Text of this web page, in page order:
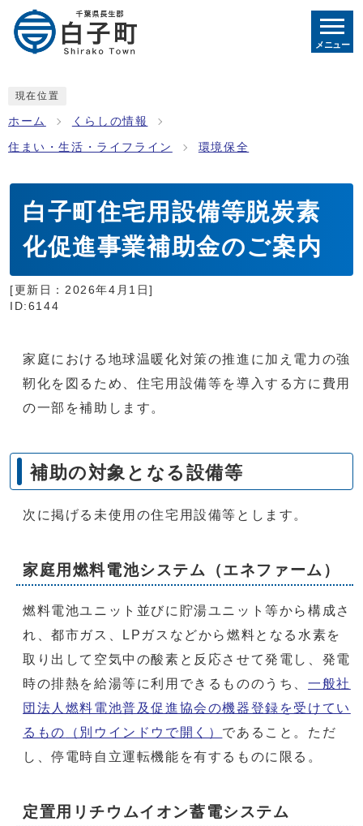
メニュー
現在位置
ホーム くらしの情報
住まい・生活・ライフライン 環境保全
白子町住宅用設備等脱炭素
化促進事業補助金のご案内
[更新日： 2026年4月1日]
ID:6144
家庭における地球温暖化対策の推進に加え電力の強
靭化を図るため、住宅用設備等を導入する方に費用
の一部を補助します。
補助の対象となる設備等
次に掲げる未使用の住宅用設備等とします。
家庭用燃料電池システム（エネファーム）
燃料電池ユニット並びに貯湯ユニット等から構成さ
れ、都市ガス、LPガスなどから燃料となる水素を
取り出して空気中の酸素と反応させて発電し、発電
時の排熱を給湯等に利用できるもののうち、 一般社
団法人燃料電池普及促進協会の機器登録を受けてい
るもの
（別ウインドウで開く） であること。ただ
し、停電時自立運転機能を有するものに限る。
定置用リチウムイオン蓄電システム